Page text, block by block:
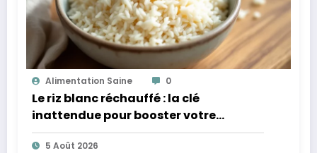
Alimentation Saine 0
Le riz blanc réchauffé : la clé
inattendue pour booster votre
microbiote
5 Août 2026